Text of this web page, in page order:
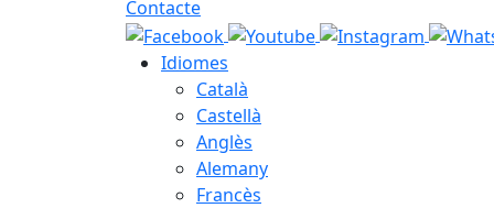
Contacte
Idiomes
Català
Castellà
Anglès
Alemany
Francès